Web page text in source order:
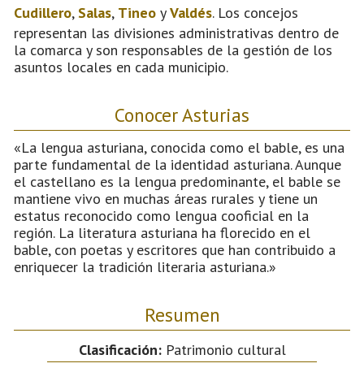
Cudillero, Salas, Tineo yValdés. Los concejos
representan las divisiones administrativas dentro de
la comarca y son responsables de la gestión de los
asuntos locales en cada municipio.
Conocer Asturias
«La lengua asturiana, conocida como el bable, es una
parte fundamental de la identidad asturiana. Aunque
el castellano es la lengua predominante, el bable se
mantiene vivo en muchas áreas rurales y tiene un
estatus reconocido como lengua cooficial en la
región. La literatura asturiana ha florecido en el
bable, con poetas y escritores que han contribuido a
enriquecer la tradición literaria asturiana.»
Resumen
Clasificación:Patrimonio cultural